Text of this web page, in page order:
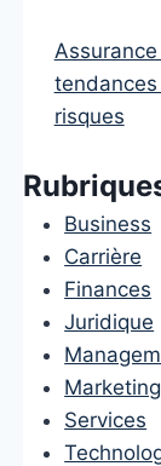
risques
Business
Carrière
Finances
Juridique
Marketing
Services